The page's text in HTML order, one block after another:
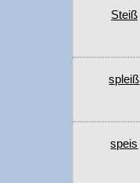
Steiß
spleiß
speis